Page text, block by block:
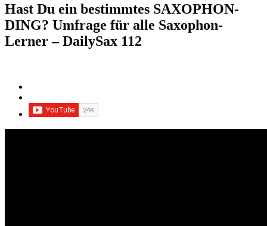
Hast Du ein bestimmtes SAXOPHON-
DING? Umfrage für alle Saxophon-
Lerner – DailySax 112